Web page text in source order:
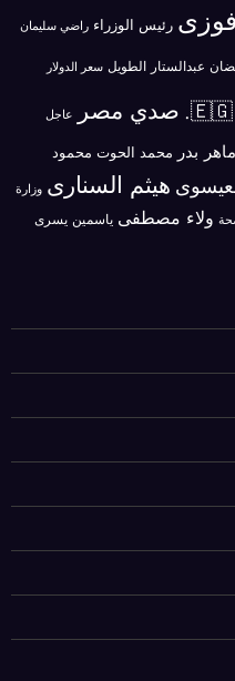
فوزى رئيس الوزراء راضي سليمان
عبدالستار الطويل سعر الدولار
صدي مصر عاجل
ماهر بدر محمد الحوت محمود
هيثم السنارى وزارة
ولاء مصطفى ياسمين يسرى